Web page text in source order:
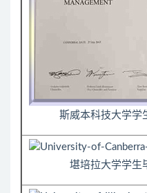
斯威本科技大学学
堪培拉大学学生